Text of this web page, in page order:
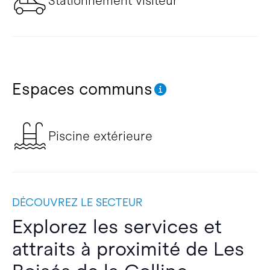
Espaces communs
Piscine extérieure
DÉCOUVREZ LE SECTEUR
Explorez les services et
attraits à proximité de Les